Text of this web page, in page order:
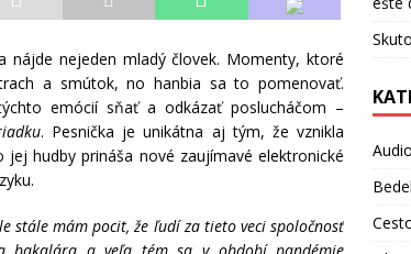
nájde nejeden mladý človek. Momenty, ktoré
a smútok, no hanbia sa to pomenovať.
emócií sňať a odkázať poslucháčom –
. Pesnička je unikátna aj tým, že vznikla
jej hudby prináša nové zaujímavé elektronické
stále mám pocit, že ľudí za tieto veci spoločnosť